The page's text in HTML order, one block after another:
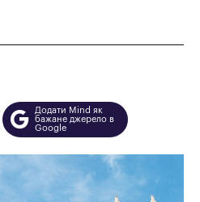
Додати Mind як
бажане джерело в
Google